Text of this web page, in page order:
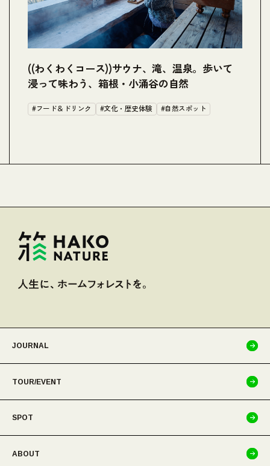
((わくわくコース))サウナ、滝、温泉。歩いて
浸って味わう、箱根・小涌谷の自然
#フード＆ドリンク #文化・歴史体験 #自然スポット
JOURNAL
TOUR/EVENT
SPOT
ABOUT